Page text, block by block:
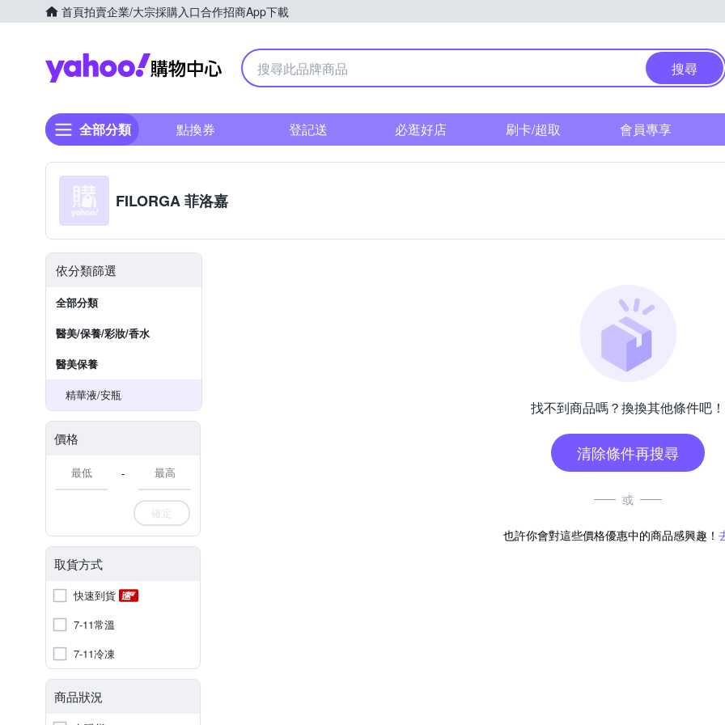
首頁拍賣企業/大宗採購入口合作招商App下載
Yahoo購物中心
搜尋
全部分類 點換券 登記送 必逛好店 刷卡/超取 會員專享
FILORGA 菲洛嘉
依分類篩選
全部分類
醫美/保養/彩妝/香水
醫美保養
精華液/安瓶
價格
-
確定
取貨方式
快速到貨
7-11常溫
7-11冷凍
商品狀況
找不到商品嗎？換換其他條件吧！
清除條件再搜尋
或
也許你會對這些價格優惠中的商品感興趣！